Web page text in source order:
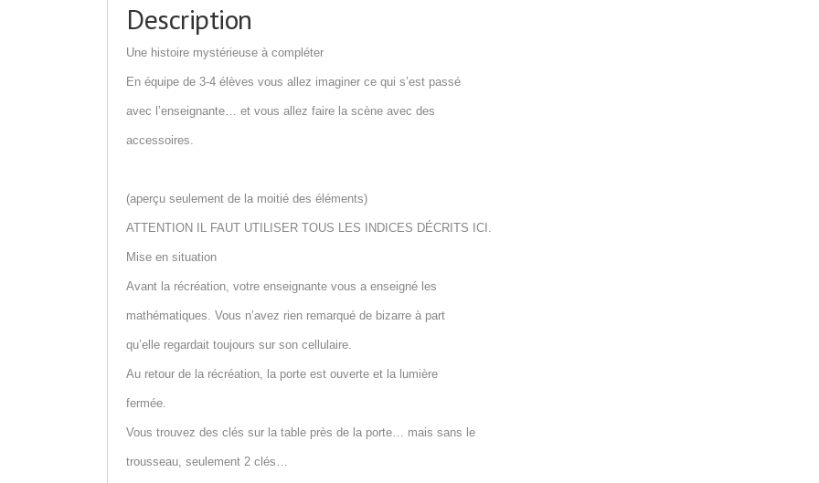
Description
Une histoire mystérieuse à compléter
En équipe de 3-4 élèves vous allez imaginer ce qui s’est passé
avec l’enseignante… et vous allez faire la scène avec des
accessoires.
(aperçu seulement de la moitié des éléments)
ATTENTION IL FAUT UTILISER TOUS LES INDICES DÉCRITS ICI.
Mise en situation
Avant la récréation, votre enseignante vous a enseigné les
mathématiques. Vous n’avez rien remarqué de bizarre à part
qu’elle regardait toujours sur son cellulaire.
Au retour de la récréation, la porte est ouverte et la lumière
fermée.
Vous trouvez des clés sur la table près de la porte… mais sans le
trousseau, seulement 2 clés…